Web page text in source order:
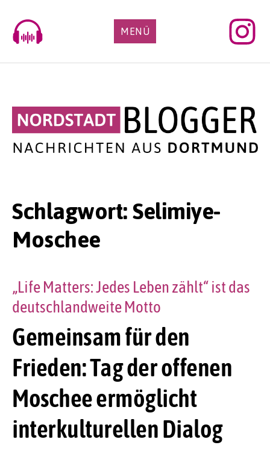
content
MENÜ
Schlagwort:Selimiye-
Moschee
Gemeinsam für den
Frieden: Tag der offenen
Moschee ermöglicht
interkulturellen Dialog
„Life Matters: Jedes Leben zählt“ ist das
deutschlandweite Motto